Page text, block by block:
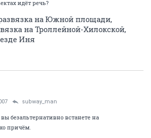
идёт речь?
на Южной площади,
на Троллейной-Хилокской,
Иня
subway_man
безальтернативно встанете на
причём.